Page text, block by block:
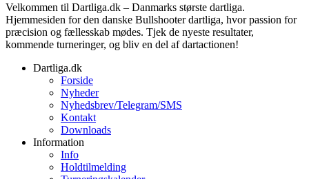
Velkommen til Dartliga.dk – Danmarks største dartliga.
Hjemmesiden for den danske Bullshooter dartliga, hvor passion for
præcision og fællesskab mødes. Tjek de nyeste resultater,
kommende turneringer, og bliv en del af dartactionen!
Dartliga.dk
Forside
Nyheder
Nyhedsbrev/Telegram/SMS
Kontakt
Downloads
Information
Info
Holdtilmelding